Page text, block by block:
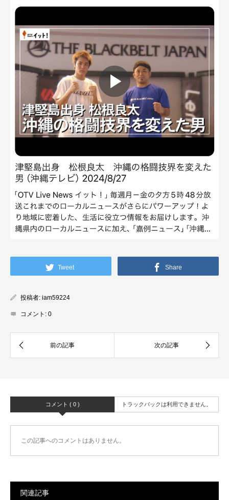
Tweet Share
投稿者: iam59224
コメント: 0
コメント ( 0 ) トラックバックは利用できません。
この記事へのコメントはありません。
関連記事